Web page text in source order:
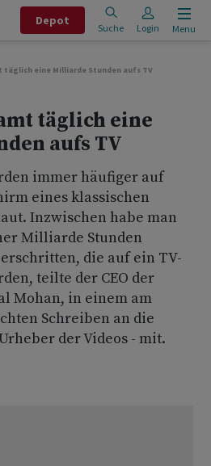
Depot
Suche Login Menu
täglich eine Milliarde Stunden aufs TV
täglich eine
aufs TV
immer häufiger auf
eines klassischen
Inzwischen habe man
Milliarde Stunden
die auf ein TV-
teilte der CEO der
Mohan, in einem am
Schreiben an die
der Videos - mit.